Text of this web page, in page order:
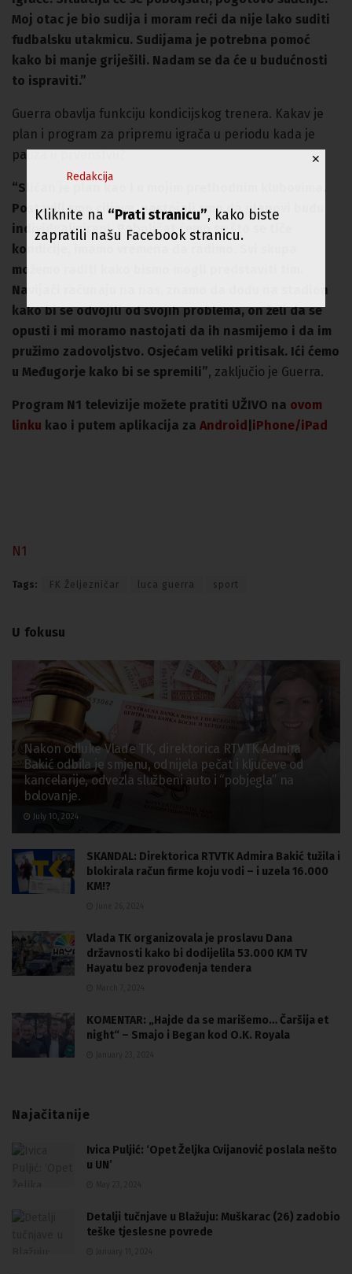
Moj otac je bio sudija i moram reći da nije lako suditi
fudbalsku utakmicu. Sudijama je potrebna pomoć
kako bi manje griješili. Nadam se da će u budućnosti
to ispraviti.”
Guerra obavlja funkciju kondicijskog trenera. Kakav je
plan i program za pripremu igrača u periodu kada je
pauza u prvenstvu?
“Sličan je plan kao i u mojim prethodnim klubovima.
Postavili smo ciljeve, nastojali smo da planovi budu
individualizirani. Poboljšat ćemo se što se tiče
kondicije, imamo vremena da radimo. Svi skupa
možemo raditi kako bismo mogli predstaviti tim.
Navijači računaju na nas, znamo da dođu na stadion
kako bi se odvojili od svojih problema, on želi da se
opusti i mi moramo nastojati da ih nasmijemo i da im
pružimo zadovoljstvo. Osjećam veliki pritisak. Ići ćemo
u Međugorje kako bi se spremili”, zaključio je Guerra.
Program N1 televizije možete pratiti UŽIVO na ovom
linku kao i putem aplikacija za Android iPhone/iPad
N1
Tags: FK Željezničar luca guerra sport
U fokusu
Nakon odluke Vlade TK, direktorica RTVTK Admira
Bakić odbila je smjenu, odnijela pečat i ključeve od
kancelarije, odvezla službeni auto i “pobjegla” na
bolovanje.
July 10, 2024
SKANDAL: Direktorica RTVTK Admira Bakić tužila i
blokirala račun firme koju vodi – i uzela 16.000
KM!?
Vlada TK organizovala je proslavu Dana
državnosti kako bi dodijelila 53.000 KM TV
Hayatu bez provođenja tendera
KOMENTAR: „Hajde da se marišemo… Čaršija et
night“ – Smajo i Began kod O.K. Royala
Najačitanije
Ivica Puljić: ‘Opet Željka Cvijanović poslala nešto
u UN’
Detalji tučnjave u Blažuju: Muškarac (26) zadobio
teške tjeslesne povrede
✕
Redakcija
Kliknite na “Prati stranicu”, kako biste
zapratili našu Facebook stranicu.